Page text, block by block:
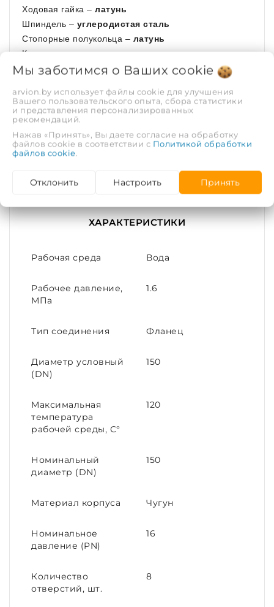
Ходовая гайка – латунь
Шпиндель – углеродистая сталь
Стопорные полукольца – латунь
Кольцевая прокладка –силикон
Штурвал –углеродистая сталь
Болт –углеродистая сталь
Болт –нержавеющая сталь
Состав поставки:
Паспорт - 1 экз./партия.
ХАРАКТЕРИСТИКИ
Рабочая среда Вода
Рабочее давление,
МПа
1.6
Тип соединения Фланец
Диаметр условный
(DN)
150
Максимальная
температура
рабочей среды, С°
120
Номинальный
диаметр (DN)
150
Материал корпуса Чугун
Номинальное
давление (PN)
16
Количество
отверстий, шт.
8
Мы заботимся о Ваших cookie
arvion.by использует файлы cookie для улучшения
Вашего пользовательского опыта, сбора статистики
и представления персонализированных
рекомендаций.
Нажав «Принять», Вы даете согласие на обработку
файлов cookie в соответствии с Политикой обработки
файлов cookie.
Отклонить Настроить Принять